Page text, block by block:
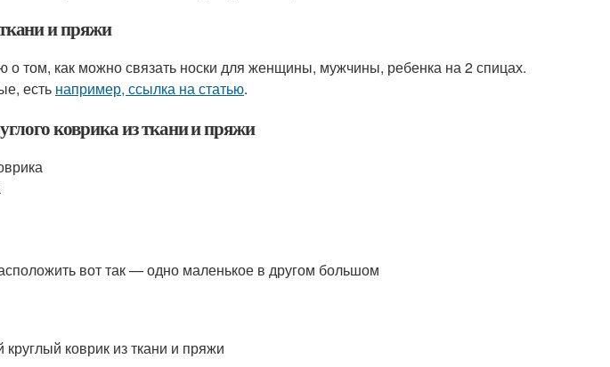
и пряжи
о том, как можно связать носки для женщины, мужчины, ребенка на 2 спицах.
есть например, ссылка на статью.
коврика из ткани и пряжи
вот так — одно маленькое в другом большом